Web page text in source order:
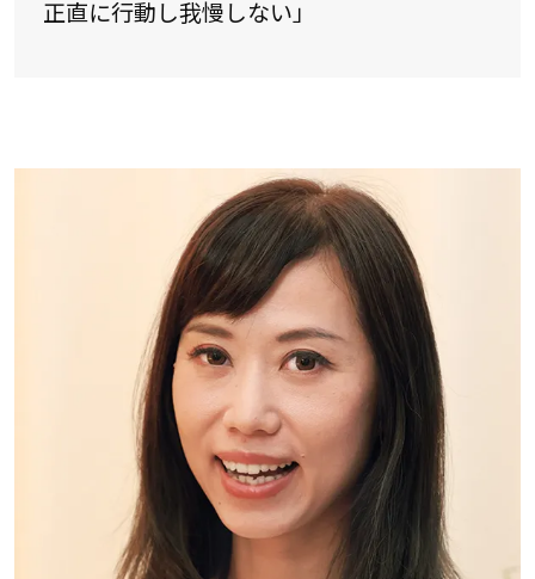
正直に行動し我慢しない」